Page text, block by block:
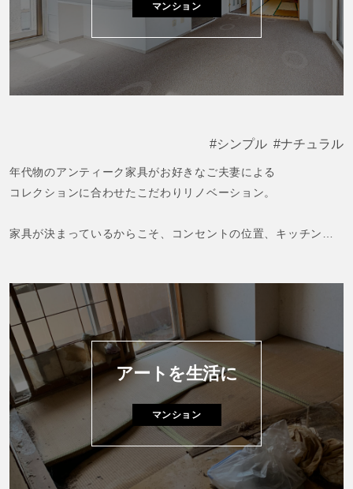
マンション
シンプル ナチュラル
年代物のアンティーク家具がお好きなご夫妻による
コレクションに合わせたこだわりリノベーション。
家具が決まっているからこそ、コンセントの位置、キッチンの
100年前のアンティークベンチチェアが出迎えてくれるひらけた
土間玄関は
暗く狭いマンション玄関のイメージを払拭する新しいスタイ
ル。
廊下にもお気に入りのアンティークブラケットライトを取りつ
け、
玄関も廊下もオマケではなく気分の上がる空間に仕上がりまし
た。
各種メーカーをMIXさせたカスタマイズキッチンは使いやすさ抜
アートを生活に
マンション